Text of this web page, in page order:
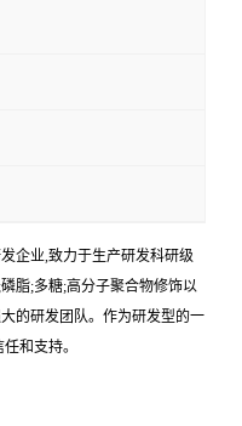
企业,致力于生产研发科研级
脂;多糖;高分子聚合物修饰以
的研发团队。作为研发型的一
和支持。